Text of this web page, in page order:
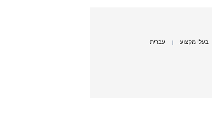
בעלי מקצוע עברית